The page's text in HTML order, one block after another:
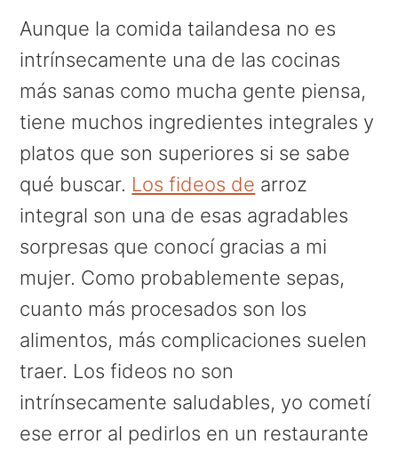
Aunque la comida tailandesa no es
intrínsecamente una de las cocinas
más sanas como mucha gente piensa,
tiene muchos ingredientes integrales y
platos que son superiores si se sabe
qué buscar. Los fideos de arroz
integral son una de esas agradables
sorpresas que conocí gracias a mi
mujer. Como probablemente sepas,
cuanto más procesados son los
alimentos, más complicaciones suelen
traer. Los fideos no son
intrínsecamente saludables, yo cometí
ese error al pedirlos en un restaurante